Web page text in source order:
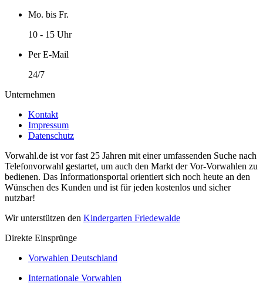
Mo. bis Fr.
10 - 15 Uhr
Per E-Mail
24/7
Unternehmen
Kontakt
Impressum
Datenschutz
Vorwahl.de ist vor fast 25 Jahren mit einer umfassenden Suche nach
Telefonvorwahl gestartet, um auch den Markt der Vor-Vorwahlen zu
bedienen. Das Informationsportal orientiert sich noch heute an den
Wünschen des Kunden und ist für jeden kostenlos und sicher
nutzbar!
Wir unterstützen den Kindergarten Friedewalde
Direkte Einsprünge
Vorwahlen Deutschland
Internationale Vorwahlen